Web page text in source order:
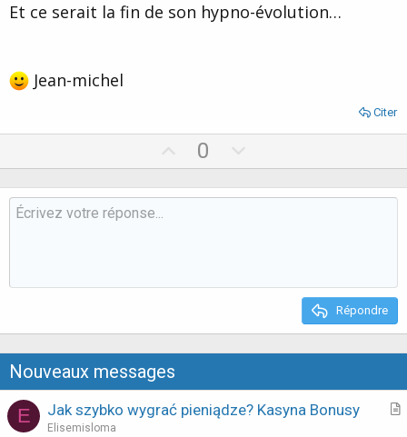
Et ce serait la fin de son hypno-évolution…
Jean-michel
Citer
p
v
0
o
w
t
Répondre
Nouveaux messages
E
A
Jak szybko wygrać pieniądze? Kasyna Bonusy
Elisemisloma